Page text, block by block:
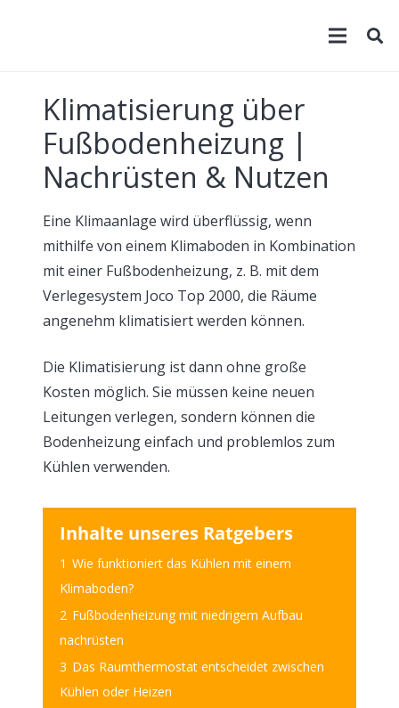
Klimatisierung über
Fußbodenheizung |
Nachrüsten & Nutzen
Eine Klimaanlage wird überflüssig, wenn
mithilfe von einem Klimaboden in Kombination
mit einer Fußbodenheizung, z. B. mit dem
Verlegesystem Joco Top 2000, die Räume
angenehm klimatisiert werden können.
Die Klimatisierung ist dann ohne große
Kosten möglich. Sie müssen keine neuen
Leitungen verlegen, sondern können die
Bodenheizung einfach und problemlos zum
Kühlen verwenden.
Inhalte unseres Ratgebers
1 Wie funktioniert das Kühlen mit einem
Klimaboden?
2 Fußbodenheizung mit niedrigem Aufbau
nachrüsten
3 Das Raumthermostat entscheidet zwischen
Kühlen oder Heizen